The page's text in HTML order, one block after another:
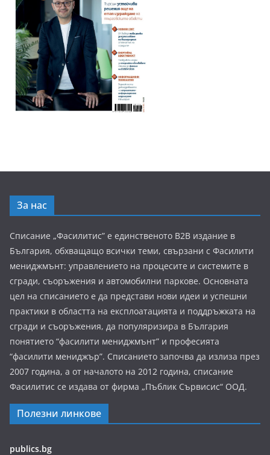
За нас
Списание „Фасилитис” е единственото B2B издание в
България, обхващащо всички теми, свързани с Фасилити
мениджмънт: управлението на процесите и системите в
сгради, съоръжения и автомобилни паркове. Основната
цел на списанието е да представи нови идеи и успешни
практики в областта на експлоатацията и поддръжката на
сгради и съоръжения, да популяризира в България
понятието “фасилити мениджмънт” и професията
“фасилити мениджър”. Списанието започва да излиза през
2007 година, а от началото на 2012 година, списание
Фасилитис се издава от фирма „Пъблик Сървисис“ ООД.
Полезни линкове
publics.bg